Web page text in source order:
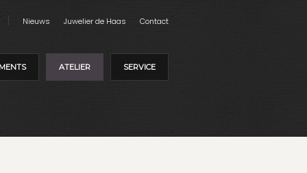
Nieuws Juwelier de Haas Contact
ATELIER SERVICE